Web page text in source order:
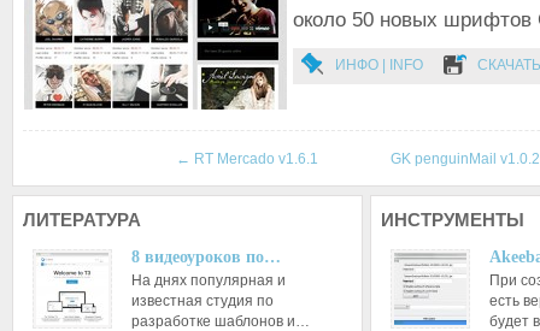
около 50 новых шрифтов
ИНФО | INFO СКАЧАТЬ
← RT Mercado v1.6.1 GK penguinMail
ЛИТЕРАТУРА
8 видеоуроков по…
На днях популярная и
известная студия по
разработке шаблонов и…
ИНСТРУМЕНТЫ
При
есть
будет